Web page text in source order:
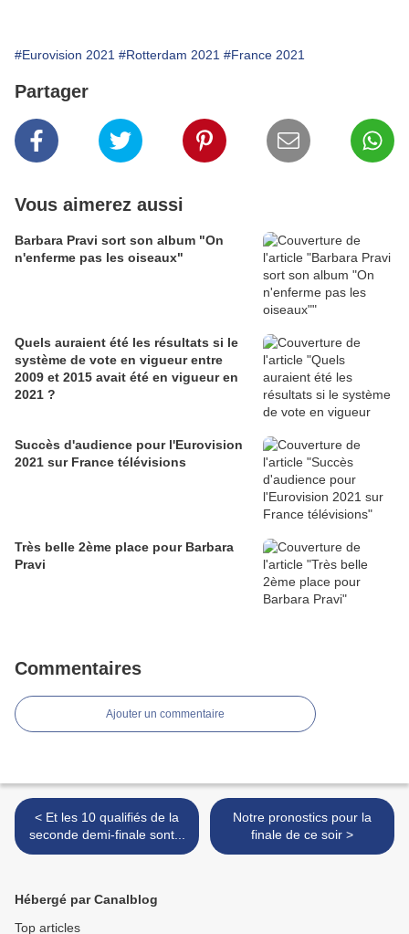
#Eurovision 2021 #Rotterdam 2021 #France 2021
Partager
Vous aimerez aussi
Barbara Pravi sort son album "On
n'enferme pas les oiseaux"
Quels auraient été les résultats si le
système de vote en vigueur entre
2009 et 2015 avait été en vigueur en
2021 ?
Succès d'audience pour l'Eurovision
2021 sur France télévisions
Très belle 2ème place pour Barbara
Pravi
Commentaires
Ajouter un commentaire
< Et les 10 qualifiés de la
seconde demi-finale sont...
Notre pronostics pour la
finale de ce soir >
Hébergé par Canalblog
Top articles